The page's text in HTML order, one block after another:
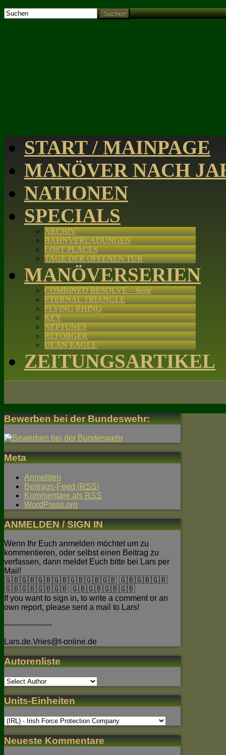
Suchen
START / MAINPAGE
MANÖVER NACH
NATIONEN
SPECIALS
ARCHIV
BAHNVERLADUNGEN
LOST PLACES
TAGE DER OFFENEN TÜR
MANÖVERSERIEN
COMBINED RESOLVE – Serie
ETERNAL TRIANGLE
FLYING RHINO
KEY
NEPTUNES
REFORGER
ULAN EAGLE
ZEITUNGSARTIKEL
Bewerben bei der Bundeswehr:
Meta
Anmelden
Beitrags-Feed (RSS)
Kommentare als RSS
WordPress.org
ANMELDEN / SIGN IN
Wenn Ihr Euch anmelden möchtet um zu
kommentieren, oder selbst einen Beitrag zu
verfassen, dann meldet Euch bitte bei Lars per
Mail!
🇬🇧🇬🇧🇬🇧🇬🇧🇬🇧🇬🇧🇬🇧 🇬🇧🇬🇧🇬🇧
🇬🇧🇬🇧🇬🇧🇬🇧 🇬🇧🇬🇧🇬🇧🇬🇧
If you want to sign in, to write a comment or an
own report, please sent a mail to Lars!
-------------------
Lars.de.Vries@t-online.de
Autorenliste
Units-Einheiten
Neueste Kommentare